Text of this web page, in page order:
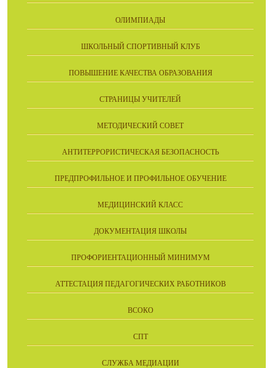
ОЛИМПИАДЫ
ШКОЛЬНЫЙ СПОРТИВНЫЙ КЛУБ
ПОВЫШЕНИЕ КАЧЕСТВА ОБРАЗОВАНИЯ
СТРАНИЦЫ УЧИТЕЛЕЙ
МЕТОДИЧЕСКИЙ СОВЕТ
АНТИТЕРРОРИСТИЧЕСКАЯ БЕЗОПАСНОСТЬ
ПРЕДПРОФИЛЬНОЕ И ПРОФИЛЬНОЕ ОБУЧЕНИЕ
МЕДИЦИНСКИЙ КЛАСС
ДОКУМЕНТАЦИЯ ШКОЛЫ
ПРОФОРИЕНТАЦИОННЫЙ МИНИМУМ
АТТЕСТАЦИЯ ПЕДАГОГИЧЕСКИХ РАБОТНИКОВ
ВСОКО
СПТ
СЛУЖБА МЕДИАЦИИ